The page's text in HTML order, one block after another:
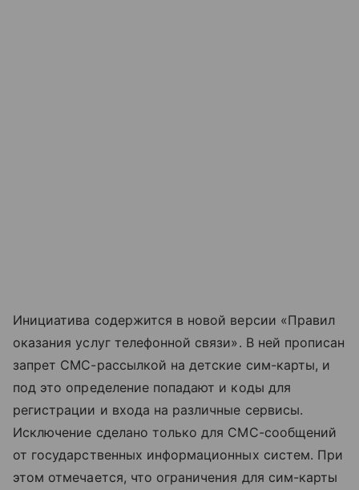
Инициатива содержится в новой версии «Правил
оказания услуг телефонной связи». В ней прописан
запрет СМС-рассылкой на детские сим-карты, и
под это определение попадают и коды для
регистрации и входа на различные сервисы.
Исключение сделано только для СМС-сообщений
от государственных информационных систем. При
этом отмечается, что ограничения для сим-карты